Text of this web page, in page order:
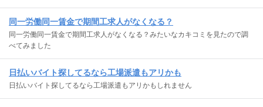
同一労働同一賃金で期間工求人がなくなる？
同一労働同一賃金で期間工求人がなくなる？みたいなカキコミを見たので調
べてみました
日払いバイト探してるなら工場派遣もアリかも
日払いバイト探してるなら工場派遣もアリかもしれません